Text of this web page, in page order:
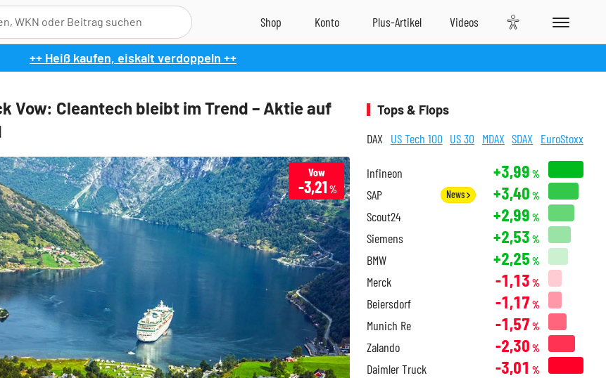
++ Heiß kaufen, eiskalt verdoppeln ++
Vow: Cleantech bleibt im Trend – Aktie auf
Vow
-3,21 %
Tops & Flops
DAX US Tech 100 US 30 MDAX SDAX EuroStoxx
Infineon +3,99 %
SAP News +3,40 %
Scout24 +2,99 %
Siemens +2,53 %
BMW +2,25 %
Merck -1,13 %
Beiersdorf -1,17 %
Munich Re -1,57 %
Zalando -2,30 %
Daimler Truck -3,01 %